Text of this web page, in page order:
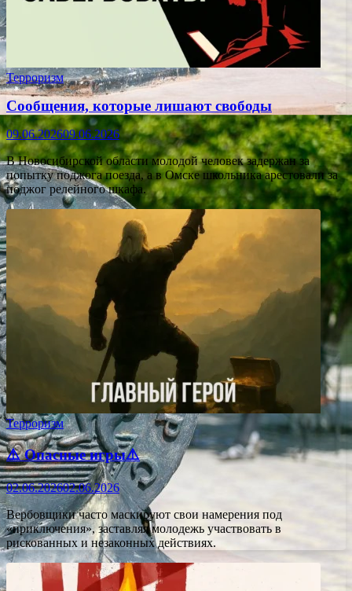
Терроризм
Сообщения, которые лишают свободы
09.06.202609.06.2026
В Новосибирской области молодой человек задержан за
попытку поджога поезда, а в Омске школьника арестовали за
поджог релейного шкафа.
Терроризм
⚠️ Опасные игры⚠️
02.06.202602.06.2026
Вербовщики часто маскируют свои намерения под
«приключения», заставляя молодежь участвовать в
рискованных и незаконных действиях.